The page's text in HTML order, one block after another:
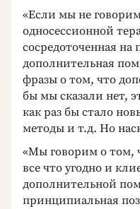
«Если мы не
односессионной
сосредоточенная
дополнительная
фразы о том, что
бы мы сказали нет,
как раз бы стало
методы и т.д. Но
«Мы говорим о том,
все что угодно и
дополнительной
принципиальная